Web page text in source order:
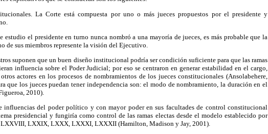
La Corte está compuesta por uno o más jueces propuestos por el presidente y
el presidente en turno nunca nombró a una mayoría de jueces, es más probable que la
sus miembros represente la visión del Ejecutivo.
suponen que un buen diseño institucional podría ser condición suficiente para que las ramas
influencia sobre el Poder Judicial; por eso se centraron en generar estabilidad en el cargo,
actores en los procesos de nombramientos de los jueces constitucionales (Ansolabehere,
que los jueces puedan tener independencia son: el modo de nombramiento, la duración en el
2010).
influencias del poder político y con mayor poder en sus facultades de control constitucional
presidencial y fungiría como control de las ramas electas desde el modelo establecido por
LXXVIII, LXXIX, LXXX, LXXXI, LXXXII (Hamilton, Madison y Jay, 2001).